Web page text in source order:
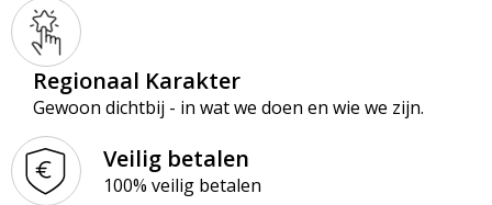
Regionaal Karakter
Gewoon dichtbij - in wat we doen en wie we zijn.
Veilig betalen
100% veilig betalen